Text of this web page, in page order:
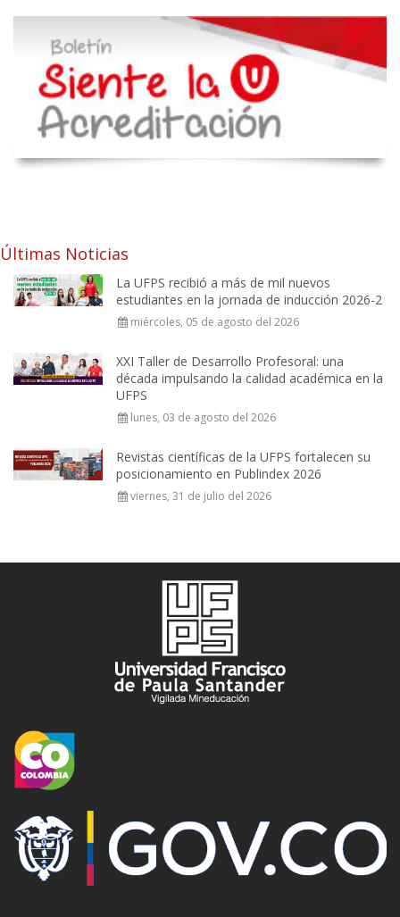
Últimas Noticias
La UFPS recibió a más de mil nuevos
estudiantes en la jornada de inducción 2026-2
miércoles, 05 de agosto del 2026
XXI Taller de Desarrollo Profesoral: una
década impulsando la calidad académica en la
UFPS
lunes, 03 de agosto del 2026
Revistas científicas de la UFPS fortalecen su
posicionamiento en Publindex 2026
viernes, 31 de julio del 2026